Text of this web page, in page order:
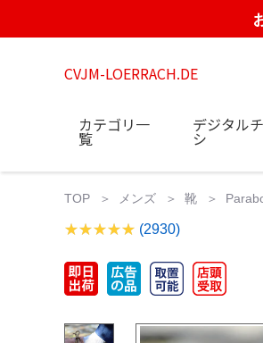
CVJM-LOERRACH.DE
カテゴリ一
覧
デジタル
シ
TOP メンズ 靴
(2930)